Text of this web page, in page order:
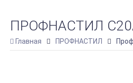
ПРОФНАСТИЛ
Главная ПРОФНАСТИЛ